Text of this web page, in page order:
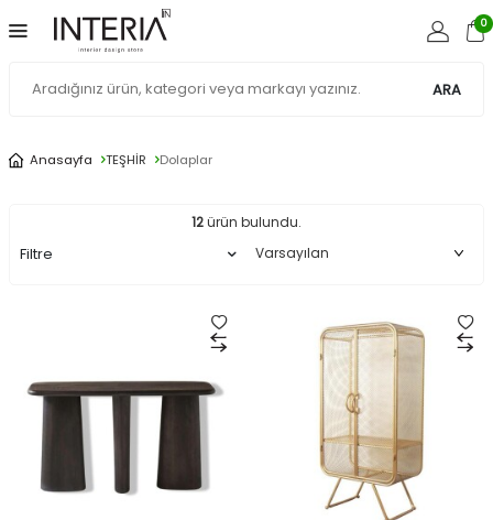
ARA
0
Anasayfa TEŞHİR Dolaplar
Dolaplar
Filtre
12ürün bulundu.